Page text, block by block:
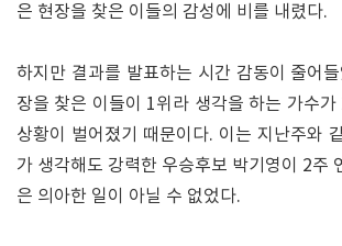
은 현장을 찾은 이들의 감성에 비를 내렸다.
하지만 결과를 발표하는 시간 감동이 줄어
장을 찾은 이들이 1위라 생각을 하는 가수
상황이 벌어졌기 때문이다. 이는 지난주와
가 생각해도 강력한 우승후보 박기영이 2주
은 의아한 일이 아닐 수 없었다.